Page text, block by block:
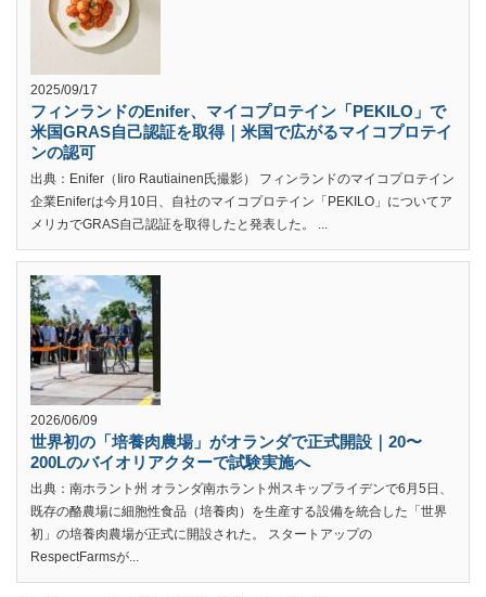
2025/09/17
フィンランドのEnifer、マイコプロテイン「PEKILO」で
米国GRAS自己認証を取得｜米国で広がるマイコプロテイ
ンの認可
出典：Enifer（Iiro Rautiainen氏撮影） フィンランドのマイコプロテイン
企業Eniferは今月10日、自社のマイコプロテイン「PEKILO」についてア
メリカでGRAS自己認証を取得したと発表した。 ...
2026/06/09
世界初の「培養肉農場」がオランダで正式開設｜20〜
200Lのバイオリアクターで試験実施へ
出典：南ホラント州 オランダ南ホラント州スキップライデンで6月5日、
既存の酪農場に細胞性食品（培養肉）を生産する設備を統合した「世界
初」の培養肉農場が正式に開設された。 スタートアップの
RespectFarmsが...